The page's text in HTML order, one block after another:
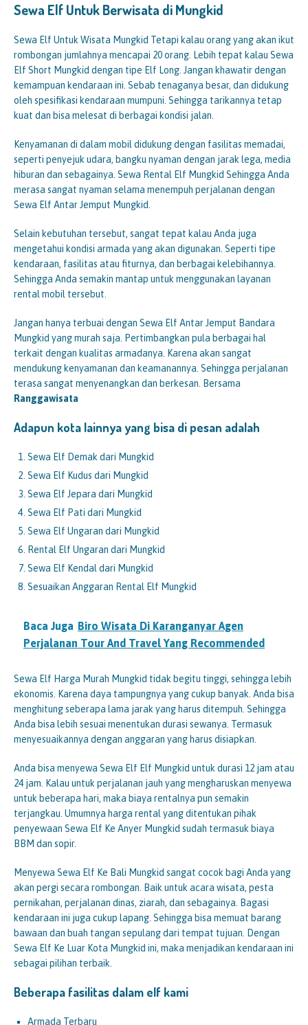
Sewa Elf Untuk Berwisata diMungkid
Sewa Elf Untuk Wisata Mungkid Tetapi kalau orang yang akan ikut
rombongan jumlahnya mencapai 20 orang. Lebih tepat kalau Sewa
Elf Short Mungkid dengan tipe Elf Long. Jangan khawatir dengan
kemampuan kendaraan ini. Sebab tenaganya besar, dan didukung
oleh spesifikasi kendaraan mumpuni. Sehingga tarikannya tetap
kuat dan bisa melesat di berbagai kondisi jalan.
Kenyamanan di dalam mobil didukung dengan fasilitas memadai,
seperti penyejuk udara, bangku nyaman dengan jarak lega, media
hiburan dan sebagainya. Sewa Rental Elf Mungkid Sehingga Anda
merasa sangat nyaman selama menempuh perjalanan dengan
Sewa Elf Antar Jemput Mungkid.
Selain kebutuhan tersebut, sangat tepat kalau Anda juga
mengetahui kondisi armada yang akan digunakan. Seperti tipe
kendaraan, fasilitas atau fiturnya, dan berbagai kelebihannya.
Sehingga Anda semakin mantap untuk menggunakan layanan
rental mobil tersebut.
Jangan hanya terbuai dengan Sewa Elf Antar Jemput Bandara
Mungkid yang murah saja. Pertimbangkan pula berbagai hal
terkait dengan kualitas armadanya. Karena akan sangat
mendukung kenyamanan dan keamanannya. Sehingga perjalanan
terasa sangat menyenangkan dan berkesan. Bersama
Ranggawisata
Adapun kota lainnya yang bisa di pesan adalah
Sewa Elf Demak dari Mungkid
Sewa Elf Kudus dari Mungkid
Sewa Elf Jepara dari Mungkid
Sewa Elf Pati dari Mungkid
Sewa Elf Ungaran dari Mungkid
Rental Elf Ungaran dari Mungkid
Sewa Elf Kendal dari Mungkid
Sesuaikan Anggaran Rental Elf Mungkid
Baca Juga Biro Wisata Di Karanganyar Agen
Perjalanan Tour And Travel Yang Recommended
Sewa Elf Harga Murah Mungkid tidak begitu tinggi, sehingga lebih
ekonomis. Karena daya tampungnya yang cukup banyak. Anda bisa
menghitung seberapa lama jarak yang harus ditempuh. Sehingga
Anda bisa lebih sesuai menentukan durasi sewanya. Termasuk
menyesuaikannya dengan anggaran yang harus disiapkan.
Anda bisa menyewa Sewa Elf Elf Mungkid untuk durasi 12 jam atau
24 jam. Kalau untuk perjalanan jauh yang mengharuskan menyewa
untuk beberapa hari, maka biaya rentalnya pun semakin
terjangkau. Umumnya harga rental yang ditentukan pihak
penyewaan Sewa Elf Ke Anyer Mungkid sudah termasuk biaya
BBM dan sopir.
Menyewa Sewa Elf Ke Bali Mungkid sangat cocok bagi Anda yang
akan pergi secara rombongan. Baik untuk acara wisata, pesta
pernikahan, perjalanan dinas, ziarah, dan sebagainya. Bagasi
kendaraan ini juga cukup lapang. Sehingga bisa memuat barang
bawaan dan buah tangan sepulang dari tempat tujuan. Dengan
Sewa Elf Ke Luar Kota Mungkid ini, maka menjadikan kendaraan ini
sebagai pilihan terbaik.
Beberapa fasilitas dalam elf kami
Armada Terbaru